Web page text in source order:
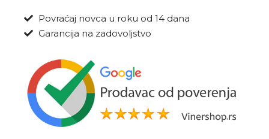
Povraćaj novca u roku od 14 dana
Garancija na zadovoljstvo